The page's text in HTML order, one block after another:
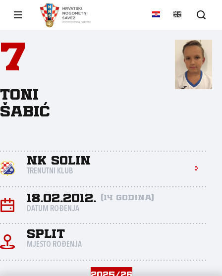
7
Toni
Šabić
NK Solin
TRENUTNI KLUB
18.02.2012. (14 godina)
DATUM ROĐENJA
Split
MJESTO ROĐENJA